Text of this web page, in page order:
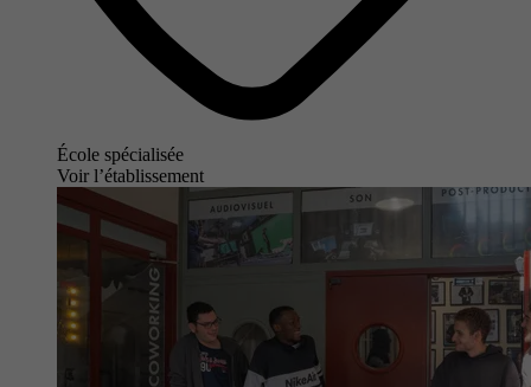
École spécialisée
Voir l’établissement